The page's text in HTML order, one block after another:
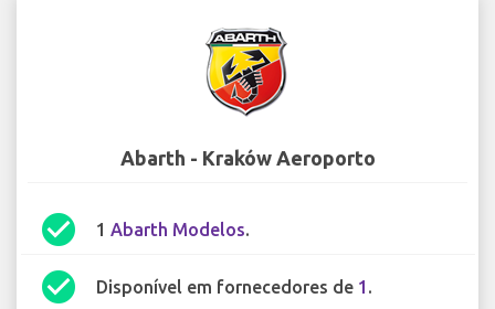
Abarth - Kraków Aeroporto
check_circle 1 Abarth Modelos.
check_circle Disponível em fornecedores de 1 .